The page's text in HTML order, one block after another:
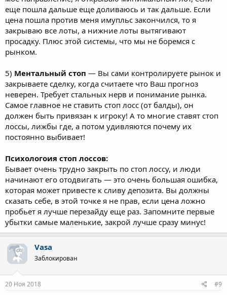
еще пошла дальше еще доливаюсь и так дальше. Если
цена пошла против меня имупльс закончился, то я
закрываю все лоты, а нижние лоты вытягивают
просадку. Плюс этой системы, что мы не боремся с
рынком.
5) Ментальный стоп — Вы сами контролируете рынок и
закрываете сделку, когда считаете что Ваш прогноз
неверен. Требует стальных нерв и понимание рынка.
Самое главное не ставить стоп лосс (от балды), он
должен быть привязан к игроку! А то многие ставят стоп
лоссы, лижбы где, а потом удивляются почему их
постоянно выбивает!
Психологоия стоп лоссов:
Бывает очень трудно закрыть по стоп лоссу, и люди
начинают его отодвигать — это очень большая ошибка,
которая может привесте к сливу депозита. Вы должны
сказать себе, в этой точке я не прав, если цена ложно
пробьет я лучше перезайду еще раз. Запомните первые
убытки самые маленькие, закрой лучше сразу минус!
Vasa
Заблокирован
20 Ноя 2018 #9